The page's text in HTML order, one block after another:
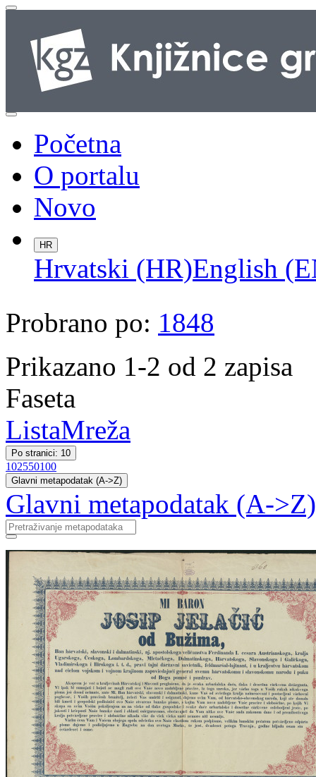
Početna
O portalu
Novo
HR
Hrvatski (HR)English
Probrano po: 1848
Prikazano 1-2 od 2 zapisa
Faseta
ListaMreža
Po stranici: 10
102550100
Glavni metapodatak (A->Z)
Glavni metapodatak (A->Z)